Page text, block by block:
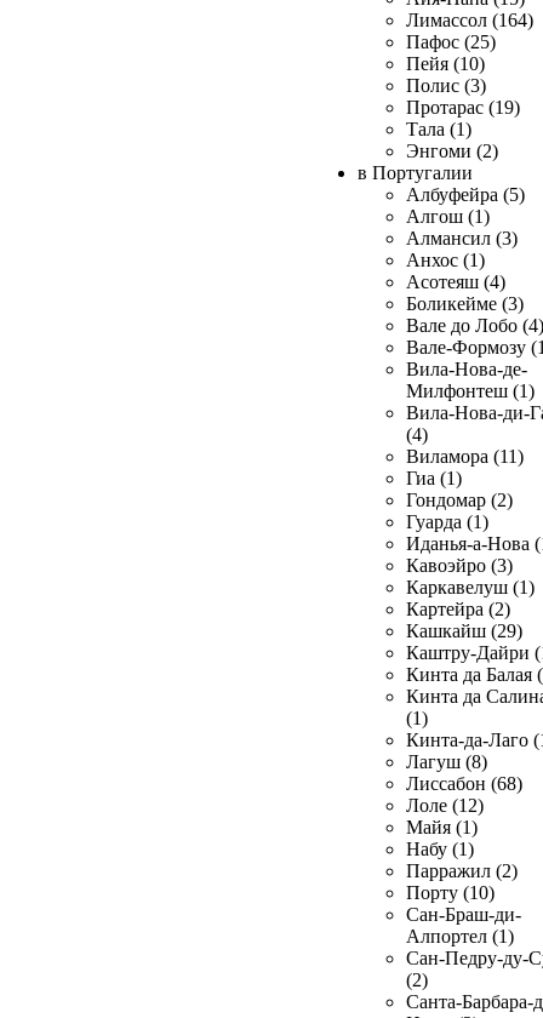
Лимассол (164)
Пафос (25)
Пейя (10)
Полис (3)
Протарас (19)
Тала (1)
Энгоми (2)
в Португалии
Албуфейра (5)
Алгош (1)
Алмансил (3)
Анхос (1)
Асотеяш (4)
Боликейме (3)
Вале до Лобо (4)
Вале-Формозу
Вила-Нова-де-
Милфонтеш (1)
Вила-Нова-ди-
(4)
Виламора (11)
Гиа (1)
Гондомар (2)
Гуарда (1)
Иданья-а-Нова
Кавоэйро (3)
Каркавелуш (1)
Картейра (2)
Кашкайш (29)
Каштру-Дайри
Кинта да Балая
Кинта да
(1)
Кинта-да-Лаго
Лагуш (8)
Лиссабон (68)
Лоле (12)
Майя (1)
Набу (1)
Парражил (2)
Порту (10)
Сан-Браш-ди-
Алпортел (1)
Сан-Педру-ду-
(2)
Санта-Барбара-